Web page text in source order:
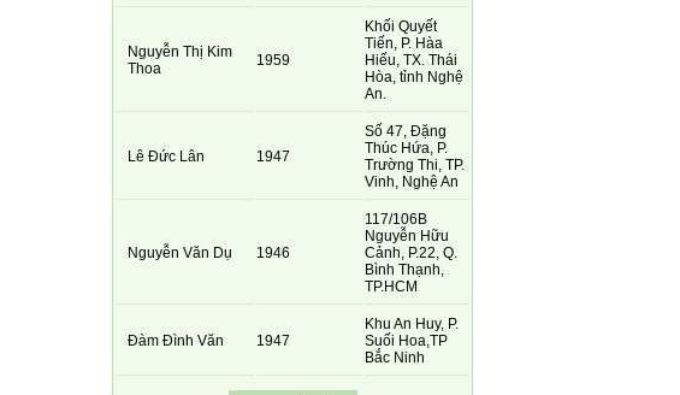
Nguyễn Thị Kim
Thoa
1959
Khối Quyết
Tiến, P. Hàa
Hiếu, TX. Thái
Hòa, tỉnh Nghệ
An.
Lê Đức Lân 1947
Số 47, Đặng
Thúc Hứa, P.
Trường Thi, TP.
Vinh, Nghệ An
Nguyễn Văn Dụ 1946
117/106B
Nguyễn Hữu
Cảnh, P.22, Q.
Bình Thạnh,
TP.HCM
Đàm Đình Văn 1947
Khu An Huy, P.
Suối Hoa,TP
Bắc Ninh